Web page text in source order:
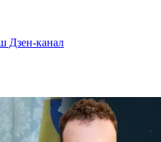
Дзен-канал